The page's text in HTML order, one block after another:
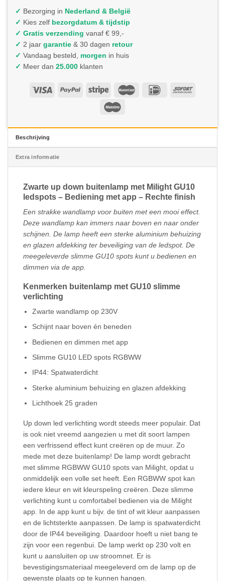
✓ Bezorging in Nederland & België
✓ Kies zelf bezorgdatum & tijdstip
✓ Gratis verzending vanaf € 99,-
✓ 2 jaar garantie & 30 dagen retour
✓ Vandaag besteld, morgen in huis
✓ Meer dan 25.000 klanten
Beschrijving
Extra informatie
Zwarte up down buitenlamp met Milight GU10
ledspots – Bediening met app – Rechte finish
Een strakke wandlamp voor buiten met een mooi effect.
Deze wandlamp kan immers naar boven en naar onder
schijnen. De lamp heeft een sterke aluminium behuizing
en glazen afdekking ter beveiliging van de ledspot. De
meegeleverde slimme GU10 spots kunt u bedienen en
dimmen via de app.
Kenmerken buitenlamp met GU10 slimme
verlichting
Zwarte wandlamp op 230V
Schijnt naar boven én beneden
Bedienen en dimmen met app
Slimme GU10 LED spots RGBWW
IP44: Spatwaterdicht
Sterke aluminium behuizing en glazen afdekking
Lichthoek 25 graden
Up down led verlichting wordt steeds meer populair. Dat
is ook niet vreemd aangezien u met dit soort lampen
een verfrissend effect kunt creëren op de muur. Zo
mede met deze buitenlamp! De lamp wordt gebracht
met slimme RGBWW GU10 spots van Milight, opdat u
onmiddelijk een volle set heeft. Een RGBWW spot kan
iedere kleur en wit kleurspeling creëren. Deze slimme
verlichting kunt u comfortabel bedienen via de Milight
app. In de app kunt u bijv. de tint of wit kleur aanpassen
en de lichtsterkte aanpassen. De lamp is spatwaterdicht
door de IP44 beveiliging. Daardoor hoeft u niet bang te
zijn voor een regenbui. De lamp werkt op 230 volt en
kunt u aansluiten op uw stroomnet. Er is
bevestigingsmateriaal meegeleverd om de lamp op de
gewenste plaats op te kunnen hangen.